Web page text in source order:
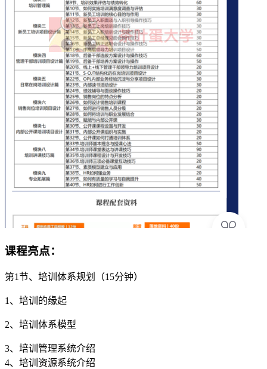
课程亮点：
第1节、培训体系规划（15分钟）
1、培训的缘起
2、培训体系模型
3、培训管理系统介绍
4、培训资源系统介绍